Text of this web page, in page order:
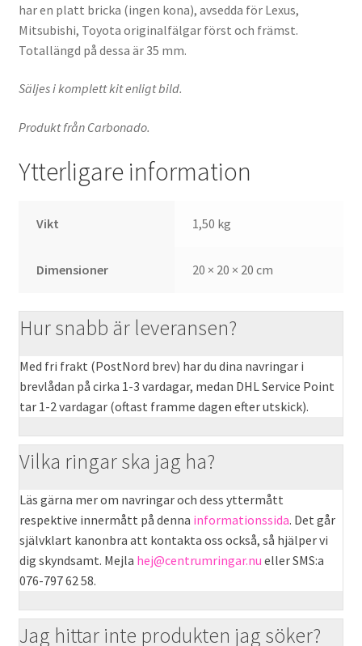
har en platt bricka (ingen kona), avsedda för Lexus,
Mitsubishi, Toyota originalfälgar först och främst.
Totallängd på dessa är 35 mm.
Säljes i komplett kit enligt bild.
Produkt från Carbonado.
Ytterligare information
Vikt 1,50 kg
Dimensioner 20 × 20 × 20 cm
Hur snabb är leveransen?
Med fri frakt (PostNord brev) har du dina navringar i
brevlådan på cirka 1-3 vardagar, medan DHL Service Point
tar 1-2 vardagar (oftast framme dagen efter utskick).
Vilka ringar ska jag ha?
Läs gärna mer om navringar och dess yttermått
respektive innermått på denna informationssida. Det går
självklart kanonbra att kontakta oss också, så hjälper vi
dig skyndsamt. Mejla hej@centrumringar.nu eller SMS:a
076-797 62 58.
Jag hittar inte produkten jag söker?